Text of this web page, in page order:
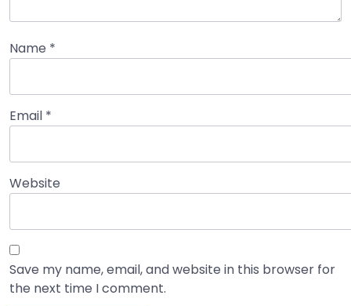
Name *
Email *
Website
Save my name, email, and website in this browser for
the next time I comment.